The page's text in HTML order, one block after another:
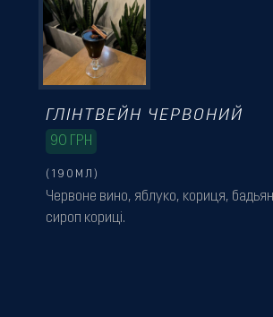
Червоне вино, яблуко, кориця,
сироп кориці.
(190МЛ)
ГЛІНТВЕЙН ЧЕРВОНИЙ
90 ГРН